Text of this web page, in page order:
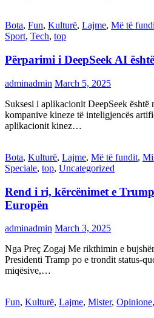
Bota, Fun, Kulturë, Lajme, Më të
Sport, Tech, top
Përparimi i DeepSeek AI
adminadmin March 5, 2025
Suksesi i aplikacionit DeepSeek është
kompanive kineze të inteligjencës
aplikacionit kinez…
Bota, Kulturë, Lajme, Më të fundit,
Speciale, top, Uncategorized
Rend i ri, kërcënimet e
Europën
adminadmin March 3, 2025
Nga Preç Zogaj Me rikthimin e
Presidenti Tramp po e trondit status-
miqësive,…
Fun, Kulturë, Lajme, Mister, Opinione,